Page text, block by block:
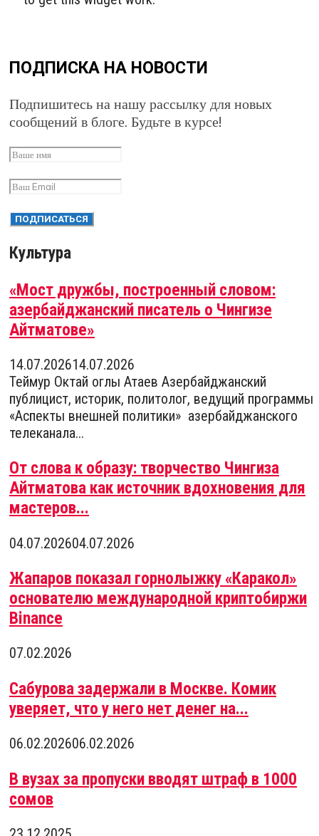
ПОДПИСКА НА НОВОСТИ
Подпишитесь на нашу рассылку для новых
сообщений в блоге. Будьте в курсе!
Культура
«Мост дружбы, построенный словом:
азербайджанский писатель о Чингизе
Айтматове»
14.07.202614.07.2026
Теймур Октай оглы Атаев Азербайджанский
публицист, историк, политолог, ведущий программы
«Аспекты внешней политики» азербайджанского
телеканала...
От слова к образу: творчество Чингиза
Айтматова как источник вдохновения для
мастеров...
04.07.202604.07.2026
Жапаров показал горнолыжку «Каракол»
основателю международной криптобиржи
Binance
07.02.2026
Сабурова задержали в Москве. Комик
уверяет, что у него нет денег на...
06.02.202606.02.2026
В вузах за пропуски вводят штраф в 1000
сомов